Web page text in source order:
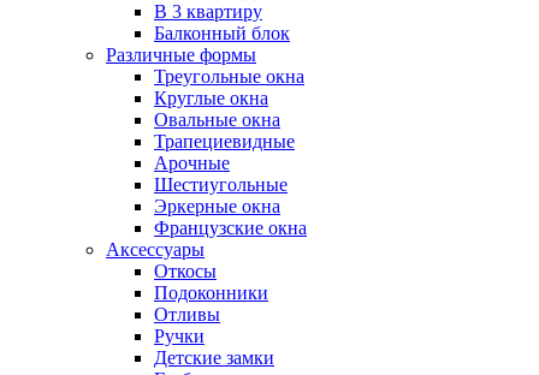
В 3 квартиру
Балконный блок
Различные формы
Треугольные окна
Круглые окна
Овальные окна
Трапециевидные
Арочные
Шестиугольные
Эркерные окна
Французские окна
Аксессуары
Откосы
Подоконники
Отливы
Ручки
Детские замки